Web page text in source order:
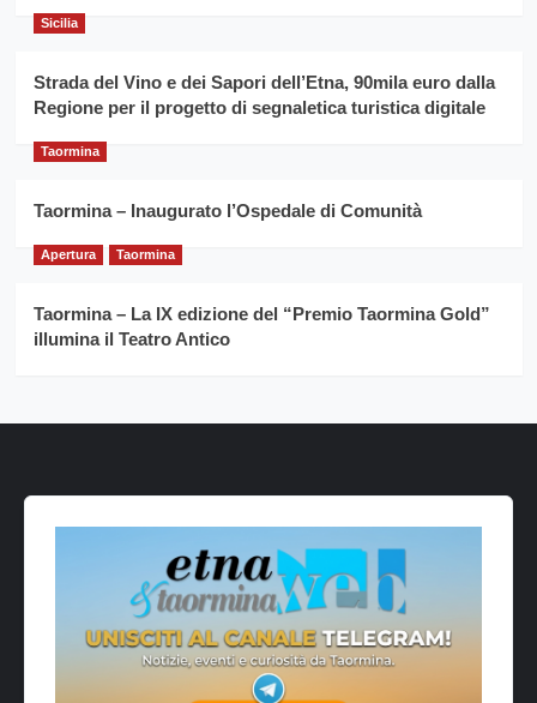
Sicilia
Strada del Vino e dei Sapori dell’Etna, 90mila euro dalla
Regione per il progetto di segnaletica turistica digitale
Taormina
Taormina – Inaugurato l’Ospedale di Comunità
Apertura Taormina
Taormina – La IX edizione del “Premio Taormina Gold”
illumina il Teatro Antico